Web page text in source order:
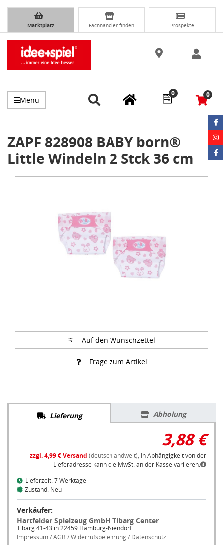
Marktplatz Fachhändler finden Prospekte
Menü
0 0
ZAPF 828908 BABY born®
Little Windeln 2 Stck 36 cm
Auf den Wunschzettel
Frage zum Artikel
Lieferung Abholung
3,88 €
zzgl. 4,99 € Versand (deutschlandweit), In Abhängigkeit von der
Lieferadresse kann die MwSt. an der Kasse variieren.
Lieferzeit: 7 Werktage
Zustand: Neu
Verkäufer:
Hartfelder Spielzeug GmbH Tibarg Center
Tibarg 41-43 in 22459 Hamburg-Niendorf
Impressum/AGB /Widerrufsbelehrung/ Datenschutz